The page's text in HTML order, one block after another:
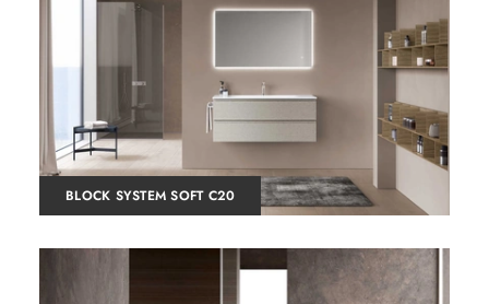
BLOCK SYSTEM SOFT C20